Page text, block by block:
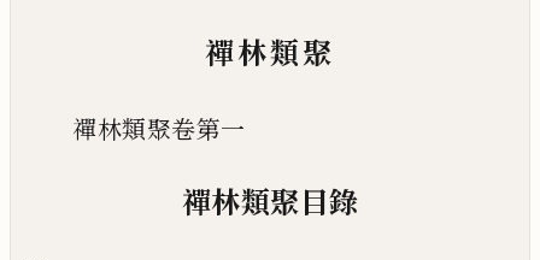
禪林類聚
禪林類聚卷第一
禪林類聚目錄